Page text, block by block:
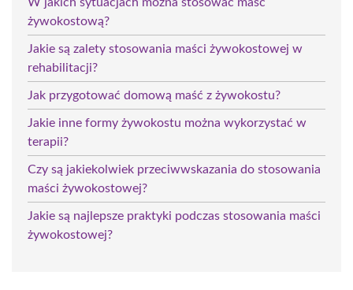
żywokostową?
Jakie są zalety stosowania maści żywokostowej w
rehabilitacji?
Jak przygotować domową maść z żywokostu?
Jakie inne formy żywokostu można wykorzystać w
terapii?
Czy są jakiekolwiek przeciwwskazania do stosowania
maści żywokostowej?
Jakie są najlepsze praktyki podczas stosowania maści
żywokostowej?